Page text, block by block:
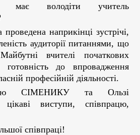
має володіти учитель
наприкінці зустрічі,
аудиторії питаннями, що
вчителі початкових
готовність до впровадження
професійній діяльності.
СІМЕНИКУ та Ользі
виступи, співпрацю,
співпраці!